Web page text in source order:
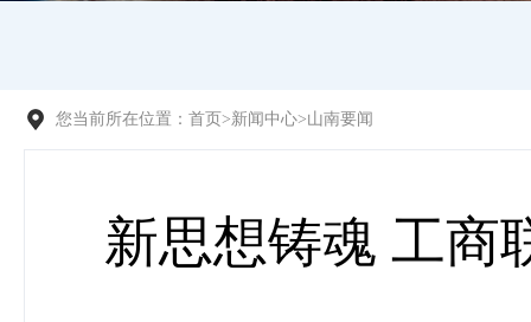
您当前所在位置： 首页 >新闻中心>山南要闻
新思想铸魂 工商